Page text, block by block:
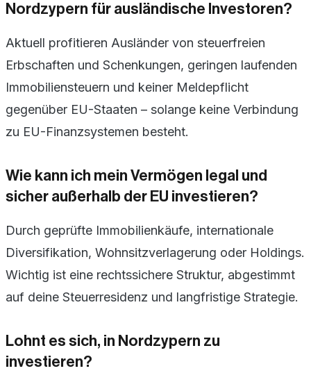
Nordzypern für ausländische Investoren?
Aktuell profitieren Ausländer von steuerfreien
Erbschaften und Schenkungen, geringen laufenden
Immobiliensteuern und keiner Meldepflicht
gegenüber EU-Staaten – solange keine Verbindung
zu EU-Finanzsystemen besteht.
Wie kann ich mein Vermögen legal und
sicher außerhalb der EU investieren?
Durch geprüfte Immobilienkäufe, internationale
Diversifikation, Wohnsitzverlagerung oder Holdings.
Wichtig ist eine rechtssichere Struktur, abgestimmt
auf deine Steuerresidenz und langfristige Strategie.
Lohnt es sich, in Nordzypern zu
investieren?